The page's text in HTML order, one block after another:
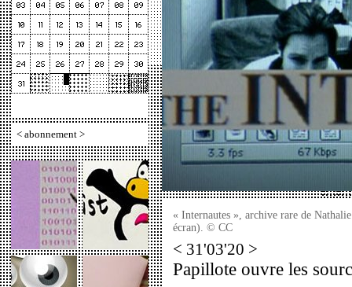
< abonnement >
« Internautes », archive rare de
écran). © CC
< 31'03'20 >
Papillote ouvre les